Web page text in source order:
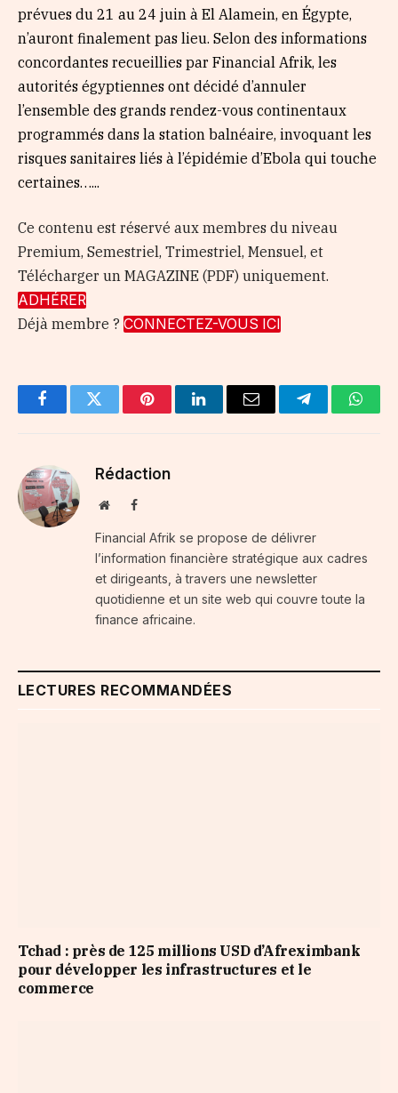
prévues du 21 au 24 juin à El Alamein, en Égypte,
n’auront finalement pas lieu. Selon des informations
concordantes recueillies par Financial Afrik, les
autorités égyptiennes ont décidé d’annuler
l’ensemble des grands rendez-vous continentaux
programmés dans la station balnéaire, invoquant les
risques sanitaires liés à l’épidémie d’Ebola qui touche
certaines…...
Ce contenu est réservé aux membres du niveau
Premium, Semestriel, Trimestriel, Mensuel, et
Télécharger un MAGAZINE (PDF) uniquement.
ADHÉRER
Déjà membre ? CONNECTEZ-VOUS ICI
FacebookTwitter PinterestLinkedInEmail Telegram
Rédaction
WebsiteFacebook
Financial Afrik se propose de délivrer
l’information financière stratégique aux cadres
et dirigeants, à travers une newsletter
quotidienne et un site web qui couvre toute la
finance africaine.
LECTURES RECOMMANDÉES
Tchad : près de 125 millions USD d’Afreximbank
pour développer les infrastructures et le
commerce